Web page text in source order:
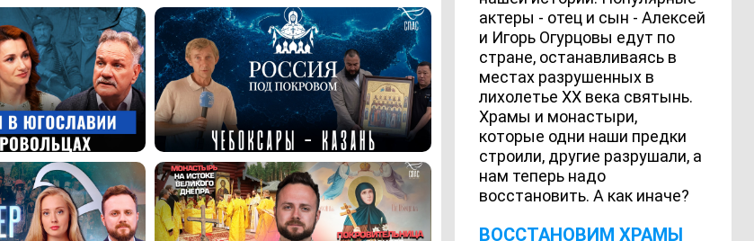
актеры - отец и сын - Алексей
и Игорь Огурцовы едут по
стране, останавливаясь в
местах разрушенных в
лихолетье ХХ века святынь.
Храмы и монастыри,
которые одни наши предки
строили, другие разрушали, а
нам теперь надо
восстановить. А как иначе?
ВОCСТАНОВИМ ХРАМЫ